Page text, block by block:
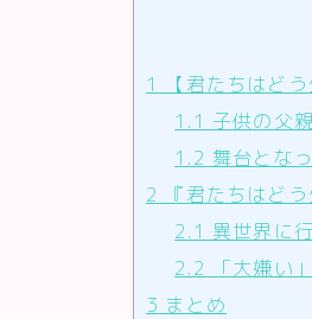
1
【君たちはど
1.1 子供の父
1.2 舞台とな
2
『君たちはど
2.1 異世界に
2.2
「大嫌い
3 まとめ